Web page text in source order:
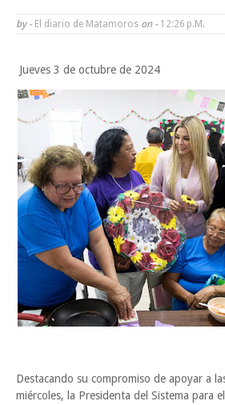
Reconoce Américo labor de la Guardia
llegada del nuevo
Se les hizo “bolas
by - El diario de Matamoros on - 12:26 P.m.
Jueves 3 de octubre de 2024
Destacando su compromiso de apoyar a
miércoles, la Presidenta del Sistema para